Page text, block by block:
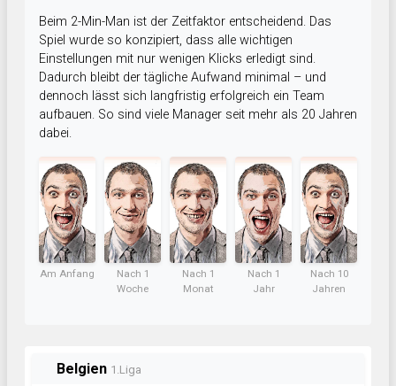
Beim 2-Min-Man ist der Zeitfaktor entscheidend. Das
Spiel wurde so konzipiert, dass alle wichtigen
Einstellungen mit nur wenigen Klicks erledigt sind.
Dadurch bleibt der tägliche Aufwand minimal – und
dennoch lässt sich langfristig erfolgreich ein Team
aufbauen. So sind viele Manager seit mehr als 20 Jahren
dabei.
Am Anfang
Nach 1
Woche
Nach 1
Monat
Nach 1
Jahr
Nach 10
Jahren
Belgien 1.Liga